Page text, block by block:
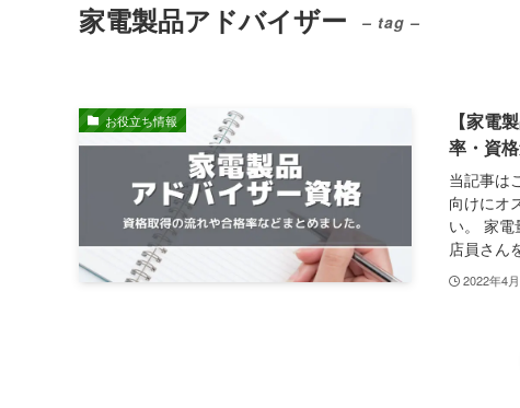
家電製品アドバイザー – tag –
お役立ち情報
【家電
率・資
当記事は
向けにオ
い。 家
店員さん
2022年4